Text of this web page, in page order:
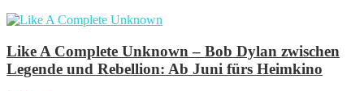
Like A Complete Unknown – Bob Dylan zwischen
Legende und Rebellion: Ab Juni fürs Heimkino